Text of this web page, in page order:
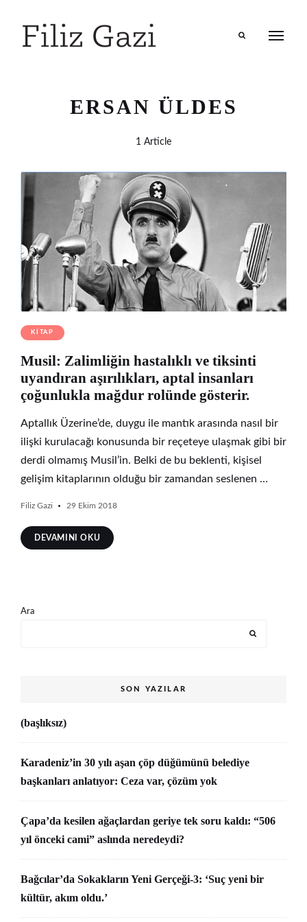
ERSAN ÜLDES
1 Article
KITAP
Musil: Zalimliğin hastalıklı ve tiksinti
uyandıran aşırılıkları, aptal insanları
çoğunlukla mağdur rolünde gösterir.
Aptallık Üzerine’de, duygu ile mantık arasında nasıl bir
ilişki kurulacağı konusunda bir reçeteye ulaşmak gibi bir
derdi olmamış Musil’in. Belki de bu beklenti, kişisel
gelişim kitaplarının olduğu bir zamandan seslenen …
Filiz Gazi 29 Ekim 2018
DEVAMINI OKU
Ara
SON YAZILAR
(başlıksız)
Karadeniz’in 30 yılı aşan çöp düğümünü belediye
başkanları anlatıyor: Ceza var, çözüm yok
Çapa’da kesilen ağaçlardan geriye tek soru kaldı: “506
yıl önceki cami” aslında neredeydi?
Bağcılar’da Sokakların Yeni Gerçeği-3: ‘Suç yeni bir
kültür, akım oldu.’